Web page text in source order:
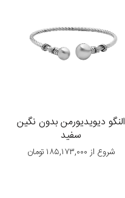
النگو دیویدیورمن بدون نگین
سفید
شروع از ۱۸۵,۱۷۳,۰۰۰ تومان